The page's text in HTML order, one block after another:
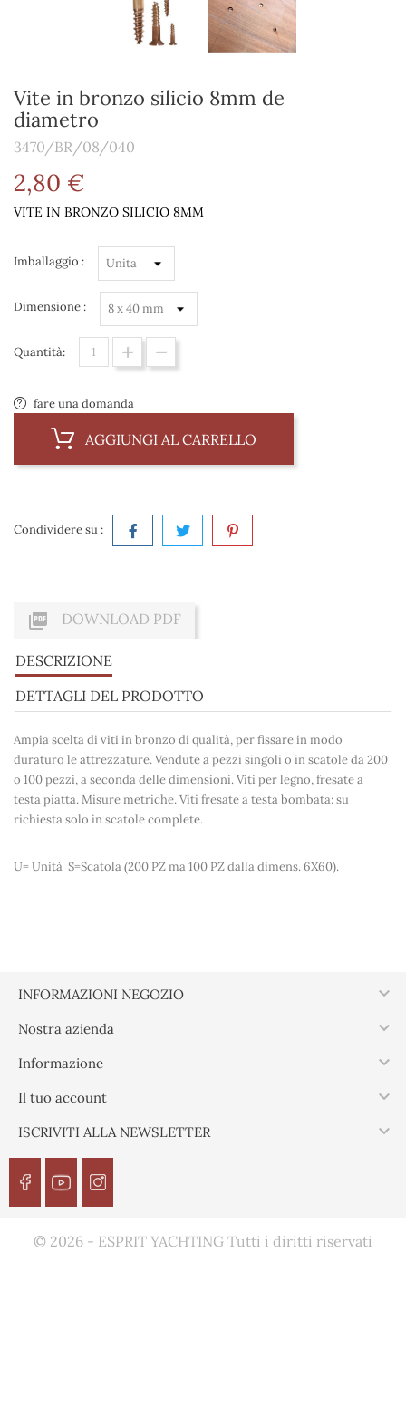
Vite in bronzo silicio 8mm de
diametro
3470/BR/08/040
2,80 €
VITE IN BRONZO SILICIO 8MM
Imballaggio :
Dimensione :
Quantità:
fare una domanda
AGGIUNGI AL CARRELLO
Condividere su :
 DOWNLOAD PDF
DESCRIZIONE
DETTAGLI DEL PRODOTTO
Ampia scelta di viti in bronzo di qualità, per fissare in modo
duraturo le attrezzature. Vendute a pezzi singoli o in scatole da 200
o 100 pezzi, a seconda delle dimensioni. Viti per legno, fresate a
testa piatta. Misure metriche. Viti fresate a testa bombata: su
richiesta solo in scatole complete.
U= Unità S=Scatola (200 PZ ma 100 PZ dalla dimens. 6X60).
INFORMAZIONI NEGOZIO 
Nostra azienda 
Informazione 
Il tuo account 
ISCRIVITI ALLA NEWSLETTER 
© 2026 - ESPRIT YACHTING Tutti i diritti riservati